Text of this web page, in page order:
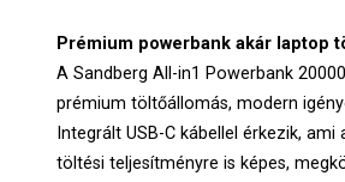
Prémium powerbank akár laptop
A Sandberg All-in1 Powerbank
prémium töltőállomás, modern
Integrált USB-C kábellel érkezik, ami
töltési teljesítményre is képes,